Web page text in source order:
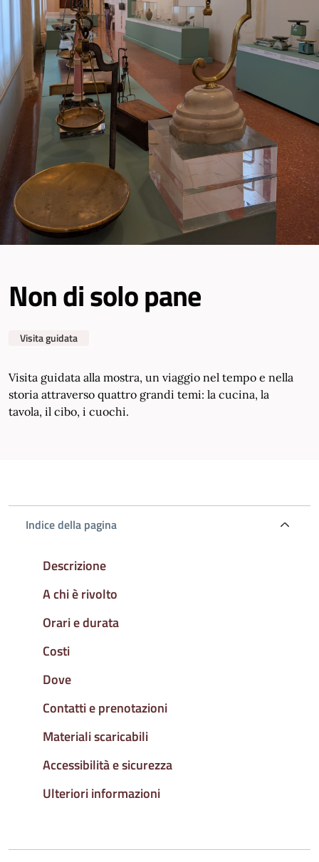
Non di solo pane
Visita guidata
Visita guidata alla mostra, un viaggio nel tempo e nella
storia attraverso quattro grandi temi: la cucina, la
tavola, il cibo, i cuochi.
Indice della pagina
Descrizione
A chi è rivolto
Orari e durata
Costi
Dove
Contatti e prenotazioni
Materiali scaricabili
Accessibilità e sicurezza
Ulteriori informazioni